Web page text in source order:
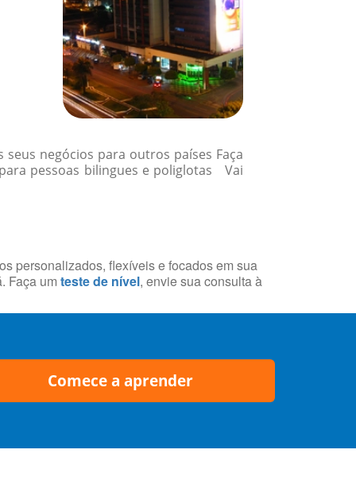
negócios para outros países Faça
pessoas bilingues e poliglotas Vai
personalizados, flexíveis e focados em sua
Faça um teste de nível, envie sua consulta à
Comece a aprender